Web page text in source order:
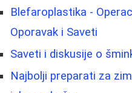
Blefaroplastika -
Oporavak i Saveti
Saveti i diskusije o
Najbolji preparati za